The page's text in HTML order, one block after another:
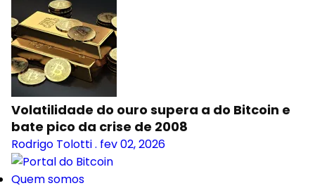
Volatilidade do ouro supera a do Bitcoin e
bate pico da crise de 2008
Rodrigo Tolotti. fev 02, 2026
Quem somos